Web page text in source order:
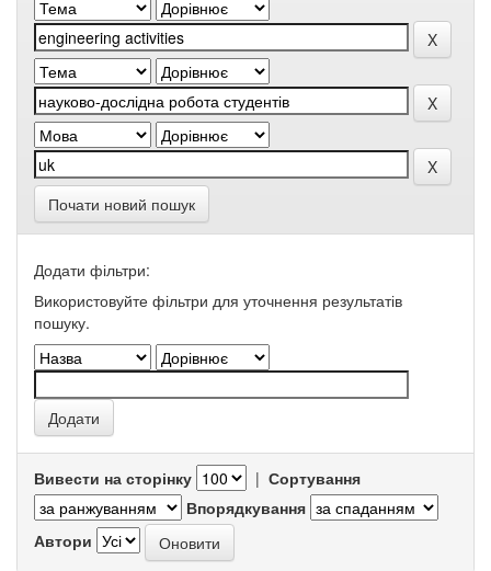
Почати новий пошук
Додати фільтри:
Використовуйте фільтри для уточнення результатів
пошуку.
Вивести на сторінку | Сортування
Впорядкування
Автори